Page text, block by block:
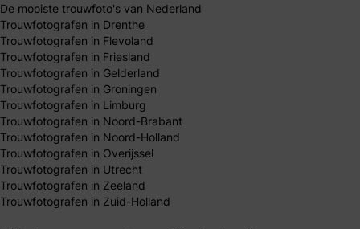
De mooiste trouwfoto's van Nederland
Trouwfotografen in Drenthe
Trouwfotografen in Flevoland
Trouwfotografen in Friesland
Trouwfotografen in Gelderland
Trouwfotografen in Groningen
Trouwfotografen in Limburg
Trouwfotografen in Noord-Brabant
Trouwfotografen in Noord-Holland
Trouwfotografen in Overijssel
Trouwfotografen in Utrecht
Trouwfotografen in Zeeland
Trouwfotografen in Zuid-Holland